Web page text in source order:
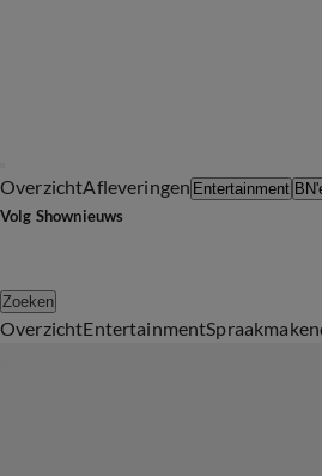
OverzichtAfleveringen Entertainment
Volg Shownieuws
Zoeken
OverzichtEntertainment